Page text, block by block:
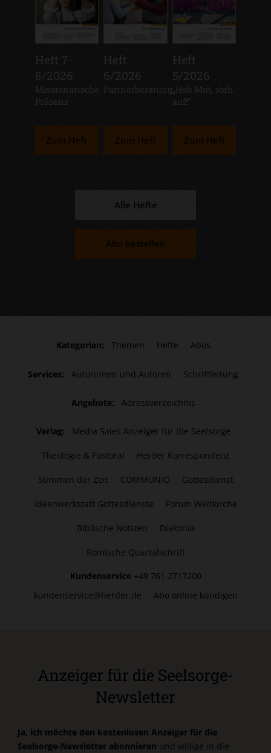
Heft 7-
8/2026
:
Missionarische
Präsenz
Zum Heft
Heft
6/2026
:
Partnerberatung
Zum Heft
Heft
5/2026
:„Hab Mut, steh
auf!“
Zum Heft
Alle Hefte
Abo bestellen
Kategorien: Themen Hefte Abos
Services: Autorinnen und Autoren Schriftleitung
Angebote: Adressverzeichnis
Verlag: Media Sales Anzeiger für die Seelsorge
Theologie & Pastoral Herder Korrespondenz
Stimmen der Zeit COMMUNIO Gottesdienst
Ideenwerkstatt Gottesdienste Forum Weltkirche
Biblische Notizen Diakonia
Römische Quartalschrift
Kundenservice +49 761 2717200
kundenservice@herder.de
Abo online kündigen
Anzeiger für die Seelsorge-
Newsletter
Ja, ich möchte den kostenlosen Anzeiger für die
Seelsorge-Newsletter abonnieren und willige in die